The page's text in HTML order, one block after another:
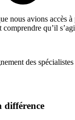
nous avions accès
qu’il
des spécialistes
différence